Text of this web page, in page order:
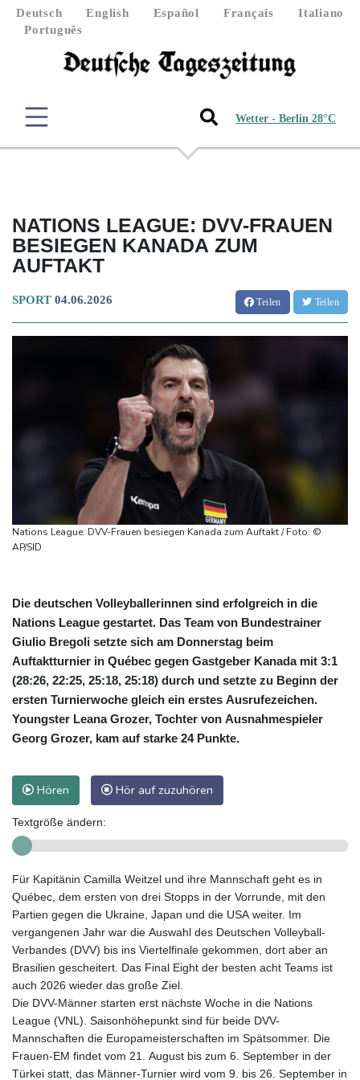
Deutsch English Español Français
Italiano
Português
Wetter - Berlin 28°C
NATIONS LEAGUE: DVV-FRAUEN
BESIEGEN KANADA ZUM
AUFTAKT
SPORT 04.06.2026 Teilen Teilen
Nations League: DVV-Frauen besiegen Kanada zum Auftakt / Foto: ©
AP/SID
Die deutschen Volleyballerinnen sind erfolgreich in die
Nations League gestartet. Das Team von Bundestrainer
Giulio Bregoli setzte sich am Donnerstag beim
Auftaktturnier in Québec gegen Gastgeber Kanada mit 3:1
(28:26, 22:25, 25:18, 25:18) durch und setzte zu Beginn der
ersten Turnierwoche gleich ein erstes Ausrufezeichen.
Youngster Leana Grozer, Tochter von Ausnahmespieler
Georg Grozer, kam auf starke 24 Punkte.
Hören Hör auf zuzuhören
Textgröße ändern:
Für Kapitänin Camilla Weitzel und ihre Mannschaft geht es in
Québec, dem ersten von drei Stopps in der Vorrunde, mit den
Partien gegen die Ukraine, Japan und die USA weiter. Im
vergangenen Jahr war die Auswahl des Deutschen Volleyball-
Verbandes (DVV) bis ins Viertelfinale gekommen, dort aber an
Brasilien gescheitert. Das Final Eight der besten acht Teams ist
auch 2026 wieder das große Ziel.
Die DVV-Männer starten erst nächste Woche in die Nations
League (VNL). Saisonhöhepunkt sind für beide DVV-
Mannschaften die Europameisterschaften im Spätsommer. Die
Frauen-EM findet vom 21. August bis zum 6. September in der
Türkei statt, das Männer-Turnier wird vom 9. bis 26. September in